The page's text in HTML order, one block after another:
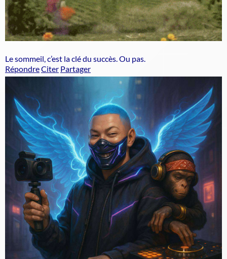
Le sommeil, c’est la clé du succès. Ou pas.
RépondreCiter Partager